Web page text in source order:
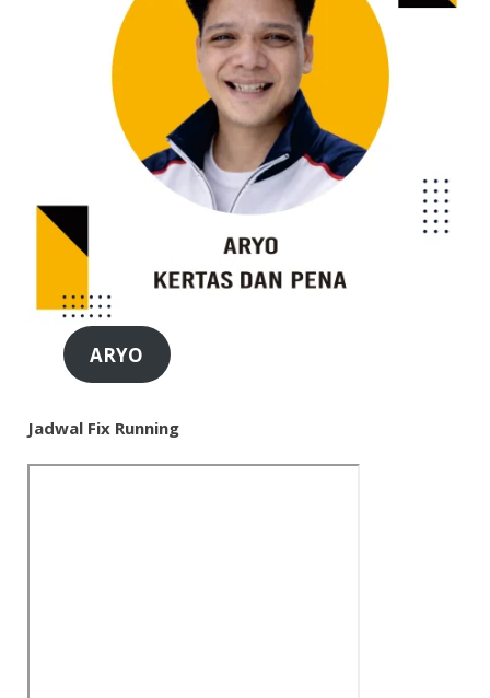
ARYO
Jadwal Fix Running